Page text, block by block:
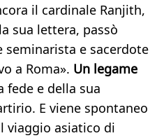
il cardinale Ranjith,
sua lettera, passò
e sacerdote
a Roma». Un legame
fede e della sua
E viene spontaneo
viaggio asiatico di